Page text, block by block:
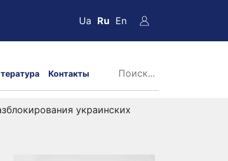
Ua Ru En
Контакты
украинских